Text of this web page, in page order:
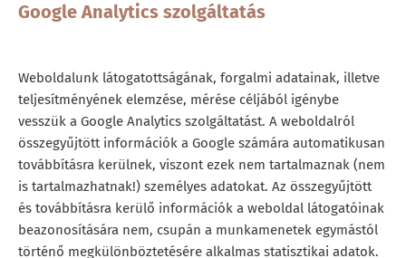
Google Analytics szolgáltatás
Weboldalunk látogatottságának, forgalmi adatainak, illetve
teljesítményének elemzése, mérése céljából igénybe
vesszük a Google Analytics szolgáltatást. A weboldalról
összegyűjtött információk a Google számára automatikusan
továbbításra kerülnek, viszont ezek nem tartalmaznak (nem
is tartalmazhatnak!) személyes adatokat. Az összegyűjtött
és továbbításra kerülő információk a weboldal látogatóinak
beazonosítására nem, csupán a munkamenetek egymástól
történő megkülönböztetésére alkalmas statisztikai adatok.